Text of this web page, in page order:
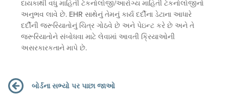
દાયકાથી વધુ માહિતી ટેકનોલોજી/આરોગ્ય માહિતી ટેકનોલોજીનો
અનુભવ લાવે છે. EHR સાથેનું તેમનું કાર્ય દર્દીના ડેટાના આધારે
દર્દીની જરૂરિયાતોનું ચિત્ર ગોઠવે છે અને પેઇન્ટ કરે છે અને તે
જરૂરિયાતોને સંબોધવા માટે લેવામાં આવતી ક્રિયાઓની
અસરકારકતાને માપે છે.
બોર્ડના સભ્યો પર પાછા જાઓ